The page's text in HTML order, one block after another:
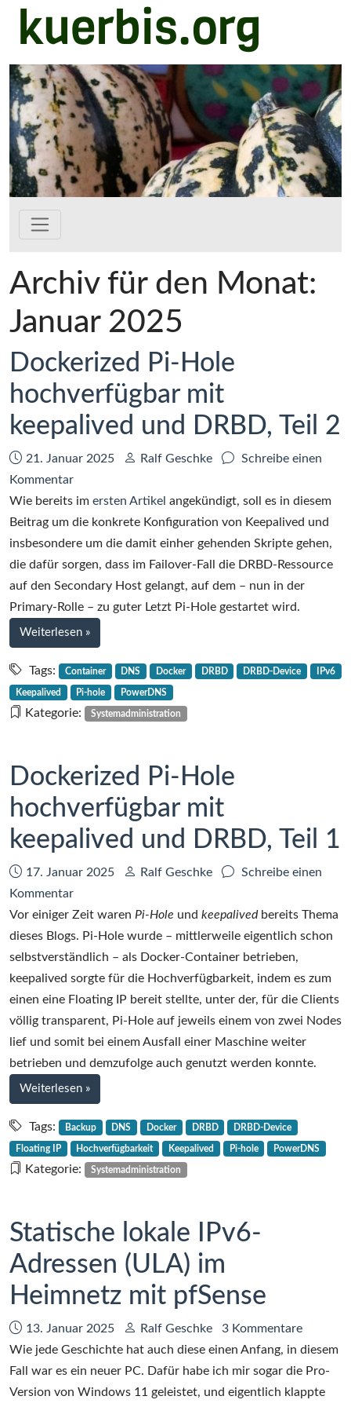
Zum Hauptinhalt springen
kuerbis.org
Archiv für den Monat:
Januar 2025
Dockerized Pi-Hole
hochverfügbar mit
keepalived und DRBD, Teil 2
Datum:
21. Januar 2025 Autor:
Ralf Geschke
Schreibe einen
Kommentarzu
Dockerized
Pi-
Hole
hochverfügbar
mit
keepalived
und
DRBD,
Teil
2
Wie bereits im ersten Artikel angekündigt, soll es in diesem
Beitrag um die konkrete Konfiguration von Keepalived und
insbesondere um die damit einher gehenden Skripte gehen,
die dafür sorgen, dass im Failover-Fall die DRBD-Ressource
auf den Secondary Host gelangt, auf dem – nun in der
Primary-Rolle – zu guter Letzt Pi-Hole gestartet wird.
Weiterlesen bei
Dockerized
Pi-
Hole
hochverfügbar
und
DRBD,
Teil
2
»
Tags: Container DNS Docker DRBD DRBD-Device IPv6
Keepalived Pi-hole PowerDNS
Kategorie: Systemadministration
Dockerized Pi-Hole
hochverfügbar mit
keepalived und DRBD, Teil 1
Datum:
17. Januar 2025 Autor:
Ralf Geschke
Schreibe einen
Kommentarzu
Dockerized
Pi-
Hole
hochverfügbar
mit
keepalived
und
DRBD,
Teil
1
Vor einiger Zeit waren Pi-Hole und keepalivedbereits Thema
dieses Blogs. Pi-Hole wurde – mittlerweile eigentlich schon
selbstverständlich – als Docker-Container betrieben,
keepalived sorgte für die Hochverfügbarkeit, indem es zum
einen eine Floating IP bereit stellte, unter der, für die Clients
völlig transparent, Pi-Hole auf jeweils einem von zwei Nodes
lief und somit bei einem Ausfall einer Maschine weiter
betrieben und demzufolge auch genutzt werden konnte.
Weiterlesen bei
Dockerized
Pi-
Hole
hochverfügbar
und
DRBD,
Teil
1
»
Tags: Backup DNS Docker DRBD DRBD-Device
Floating IP Hochverfügbarkeit Keepalived Pi-hole PowerDNS
Kategorie: Systemadministration
Statische lokale IPv6-
Adressen (ULA) im
Heimnetz mit pfSense
Datum:
13. Januar 2025 Autor:
Ralf Geschke
3 Kommentare
Wie jede Geschichte hat auch diese einen Anfang, in diesem
Fall war es ein neuer PC. Dafür habe ich mir sogar die Pro-
Version von Windows 11 geleistet, und eigentlich klappte